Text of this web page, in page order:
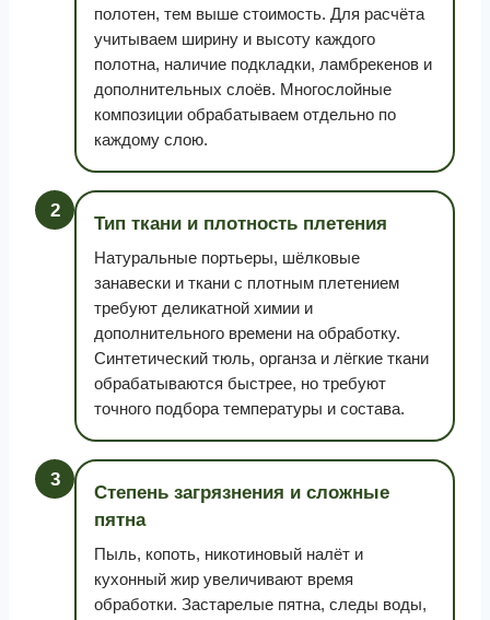
полотен, тем выше стоимость. Для расчёта
учитываем ширину и высоту каждого
полотна, наличие подкладки, ламбрекенов и
дополнительных слоёв. Многослойные
композиции обрабатываем отдельно по
каждому слою.
2
Тип ткани и плотность плетения
Натуральные портьеры, шёлковые
занавески и ткани с плотным плетением
требуют деликатной химии и
дополнительного времени на обработку.
Синтетический тюль, органза и лёгкие ткани
обрабатываются быстрее, но требуют
точного подбора температуры и состава.
3
Степень загрязнения и сложные
пятна
Пыль, копоть, никотиновый налёт и
кухонный жир увеличивают время
обработки. Застарелые пятна, следы воды,